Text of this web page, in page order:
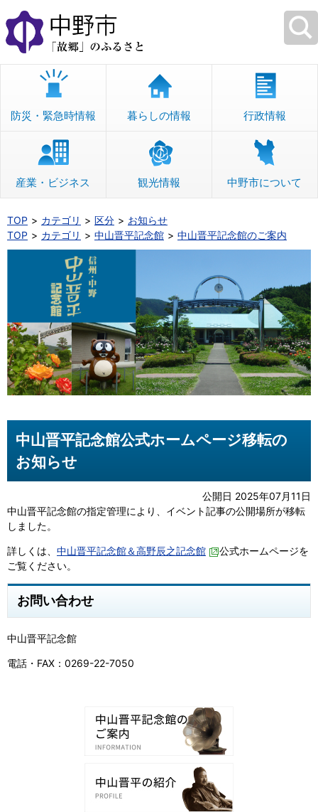
本
文
へ
移
防災・緊急時情報 暮らしの情報 行政情報
産業・ビジネス 観光情報 中野市について
TOP カテゴリ 区分
お知らせ
TOP
カテゴリ 中山晋平記念館 中山晋平記念館のご案内
中山晋平記念館公式ホームページ移転の
お知らせ
公開日 2025年07月11日
中山晋平記念館の指定管理により、イベント記事の公開場所が移転
しました。
詳しくは、 中山晋平記念館＆高野辰之記念館
公式ホームページを
ご覧ください。
お問い合わせ
中山晋平記念館
電話・FAX：0269-22-7050